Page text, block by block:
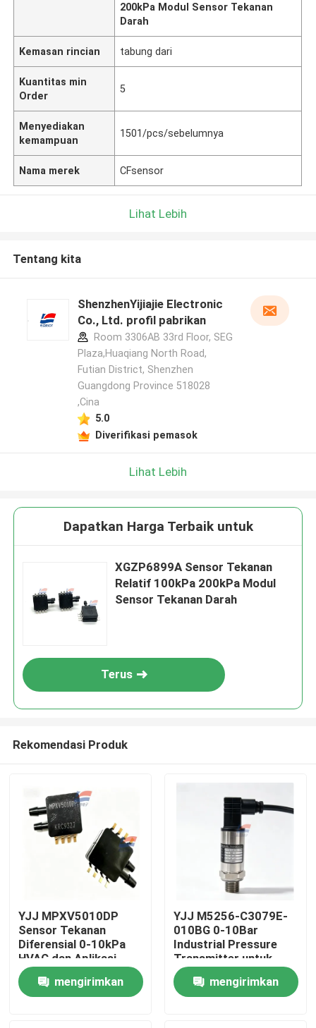
Rumah
Produk
200kPa Modul Sensor Tekanan
Darah
Kemasan rincian tabung dari
Kuantitas min
Order
5
Menyediakan
kemampuan
1501/pcs/sebelumnya
Nama merek CFsensor
Lihat Lebih
Tentang kita
ShenzhenYijiajie Electronic
Co., Ltd. profil pabrikan
Room 3306AB 33rd Floor, SEG
Plaza,Huaqiang North Road,
Futian District, Shenzhen
Guangdong Province 518028
,Cina
5.0
Diverifikasi pemasok
Lihat Lebih
Dapatkan Harga Terbaik untuk
XGZP6899A Sensor Tekanan
Relatif 100kPa 200kPa Modul
Sensor Tekanan Darah
Terus
Rekomendasi Produk
YJJ MPXV5010DP
Sensor Tekanan
Diferensial 0-10kPa
HVAC dan Aplikasi
Medis
mengirimkan
YJJ M5256-C3079E-
010BG 0-10Bar
Industrial Pressure
Transmitter untuk
pendingin HAVC
mengirimkan